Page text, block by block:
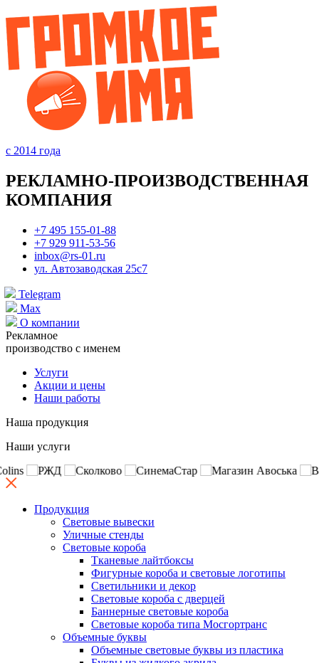
с 2014 года
РЕКЛАМНО-ПРОИЗВОДСТВЕННАЯ
КОМПАНИЯ
+7 495 155-01-88
+7 929 911-53-56
inbox@rs-01.ru
ул. Автозаводская 25с7
Telegram
Max
О компании
Рекламное
производство с именем
Услуги
Акции и цены
Наши работы
Наша продукция
Наши услуги
Продукция
Световые вывески
Уличные стенды
Световые короба
Тканевые лайтбоксы
Фигурные короба и световые логотипы
Светильники и декор
Световые короба с дверцей
Баннерные световые короба
Световые короба типа Мосгортранс
Объемные буквы
Объемные световые буквы из пластика